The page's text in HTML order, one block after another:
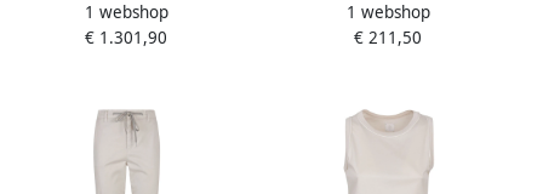
capuchon wollen jas Beige
Dames
1 webshop
€ 1.301,90
Hoofdtelefoonhouder Beige
Dames
1 webshop
€ 211,50